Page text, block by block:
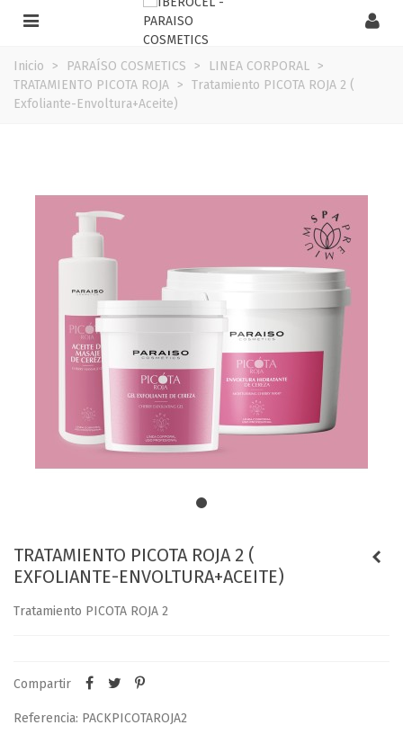
Inicio > PARAÍSO COSMETICS > LINEA CORPORAL >
TRATAMIENTO PICOTA ROJA > Tratamiento PICOTA ROJA 2 (
Exfoliante-Envoltura+Aceite)
TRATAMIENTO PICOTA ROJA 2 (
EXFOLIANTE-ENVOLTURA+ACEITE)
Tratamiento PICOTA ROJA 2
Compartir
Referencia: PACKPICOTAROJA2